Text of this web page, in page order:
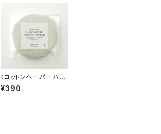
〈コットンペーパー ハン
ドメイド 日本製〉ラウン
ドカード セージグリー
¥390